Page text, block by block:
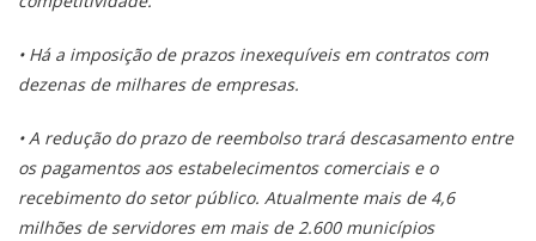
• Há a imposição de prazos inexequíveis em contratos com
dezenas de milhares de empresas.
• A redução do prazo de reembolso trará descasamento entre
os pagamentos aos estabelecimentos comerciais e o
recebimento do setor público. Atualmente mais de 4,6
milhões de servidores em mais de 2.600 municípios